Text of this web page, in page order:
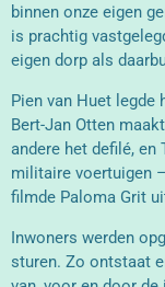
binnen onze eigen
is prachtig
eigen dorp als
Pien van Huet legde
Bert-Jan Otten
andere het defilé,
militaire voertuigen
filmde Paloma Grit
Inwoners werden
sturen. Zo ontstaat